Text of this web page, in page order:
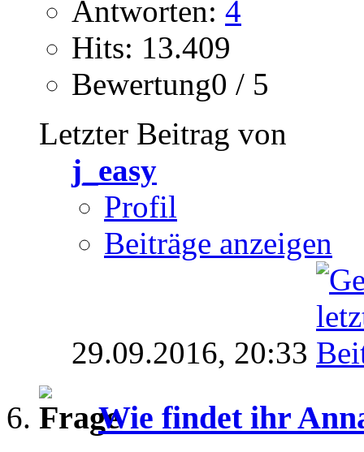
Antworten: 4
Hits: 13.409
Bewertung0 / 5
Letzter Beitrag von
j_easy
Profil
Beiträge anzeigen
29.09.2016, 20:33
Wie findet ihr